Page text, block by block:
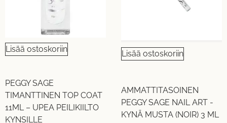
Lisää ostoskoriin
PEGGY SAGE
TIMANTTINEN TOP COAT
11ML – UPEA PEILIKIILTO
KYNSILLE
Lisää ostoskoriin
AMMATTITASOINEN
PEGGY SAGE NAIL ART -
KYNÄ MUSTA (NOIR) 3 ML